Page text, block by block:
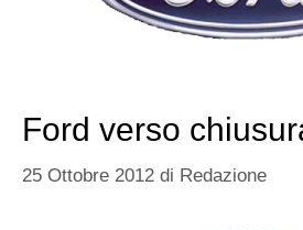
Ford verso
25 Ottobre 2012 di Redazione